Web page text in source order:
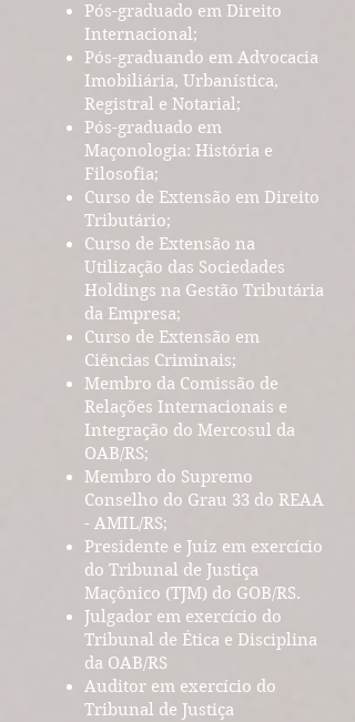
Pós-graduado em Direito
Internacional;
Pós-graduando em Advocacia
Imobiliária, Urbanística,
Registral e Notarial;
Pós-graduado em
Maçonologia: História e
Filosofia;​​
Curso de Extensão em Direito
Tributário;
Curso de Extensão na
Utilização das Sociedades
Holdings na Gestão Tributária
da Empresa;
Curso de Extensão em
Ciências Criminais;
Membro da Comissão de
Relações Internacionais e
Integração do Mercosul da
OAB/RS;
Membro do Supremo
Conselho do Grau 33 do REAA
- AMIL/RS;
Presidente e Juiz em exercício
do Tribunal de Justiça
Maçônico (TJM) do GOB/RS.
Julgador em exercício do
Tribunal de Ética e Disciplina
da OAB/RS
Auditor em exercício do
Tribunal de Justiça